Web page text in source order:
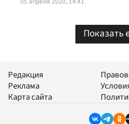
Показать
Редакция
Реклама
Карта сайта